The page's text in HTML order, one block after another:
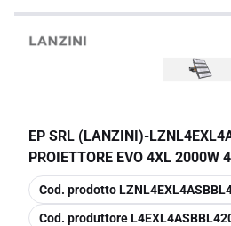
EP SRL (LANZINI)-
PROIETTORE EVO 4XL 2000W
copia
Cod. prodotto
copia
Cod. produttore